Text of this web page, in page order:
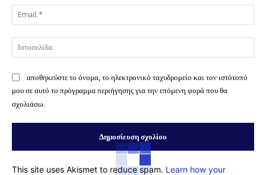
αποθηκεύστε το όνομα, το ηλεκτρονικό ταχυδρομείο και τον ιστότοπό
μου σε αυτό το πρόγραμμα περιήγησης για την επόμενη φορά που θα
σχολιάσω.
This site uses Akismet to reduce spam. Learn how your